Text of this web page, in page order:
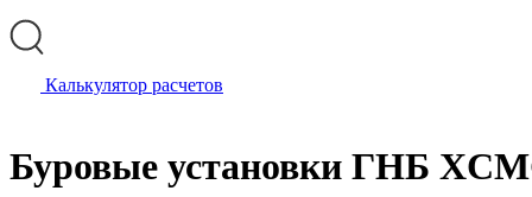
Калькулятор расчетов
Буровые установки ГНБ